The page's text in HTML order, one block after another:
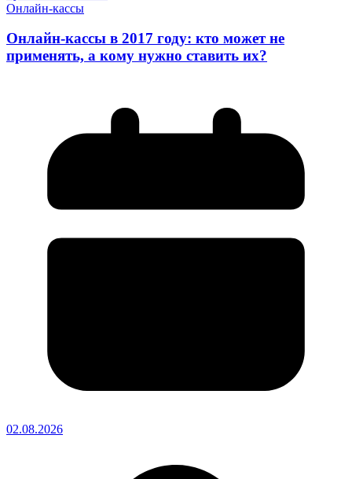
Онлайн-кассы
Онлайн-кассы в 2017 году: кто может не
применять, а кому нужно ставить их?
02.08.2026